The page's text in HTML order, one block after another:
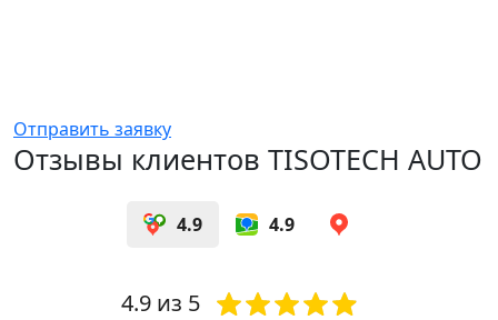
Отправить заявку
Отзывы клиентов TISOTECH AUTO
4.9 4.9
4.9из 5